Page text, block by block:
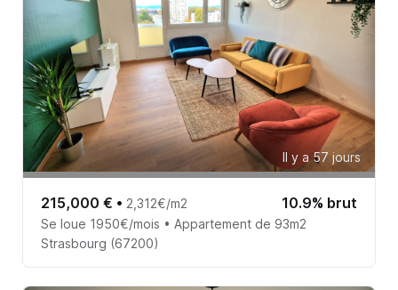
Il y a 57 jours
215,000 € • 2,312€/m2 10.9% brut
Se loue 1950€/mois • Appartement de 93m2
Strasbourg (67200)